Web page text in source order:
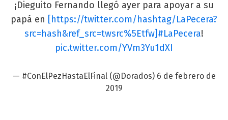
¡Dieguito Fernando llegó ayer para apoyar a su
papá en [https://twitter.com/hashtag/LaPecera?
src=hash&ref_src=twsrc%5Etfw]#LaPecera!
pic.twitter.com/YVm3Yu1dXI
— #ConElPezHastaElFinal (@Dorados) 6 de febrero de
2019